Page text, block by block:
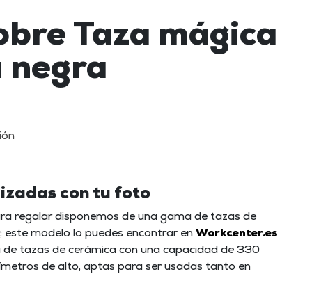
Taza mágica
negra
con tu foto
regalar disponemos de una gama de tazas de
este modelo lo puedes encontrar enWorkcenter.es
de tazas de cerámica con una capacidad de 330
de alto, aptas para ser usadas tanto en